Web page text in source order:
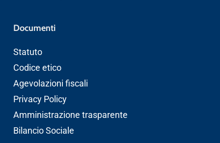
Documenti
Statuto
Codice etico
Agevolazioni fiscali
Privacy Policy
Amministrazione trasparente
Bilancio Sociale